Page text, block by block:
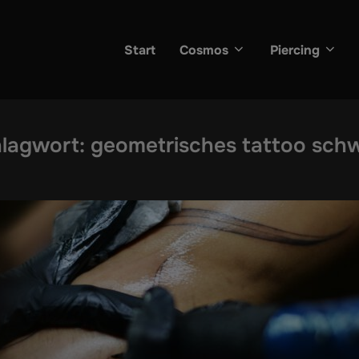
Start Cosmos Piercing
geometrisches tattoo